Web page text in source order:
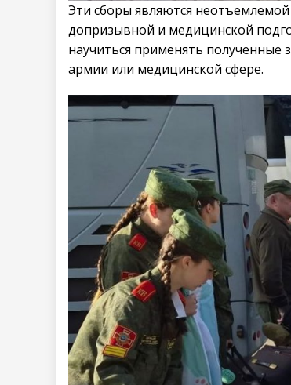
Эти сборы являются
допризывной и медицинской
научиться применять полученные
армии или медицинской сфере.